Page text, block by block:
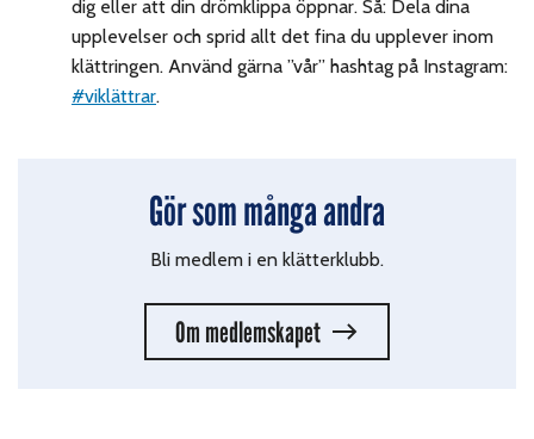
dig eller att din drömklippa öppnar. Så: Dela dina
upplevelser och sprid allt det fina du upplever inom
klättringen. Använd gärna ”vår” hashtag på Instagram:
#viklättrar.
Gör som många andra
Bli medlem i en klätterklubb.
Om medlemskapet